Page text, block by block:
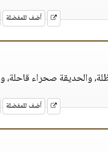
أضف للمفضلة
والحديقة صحراء قاحلة،
أضف للمفضلة